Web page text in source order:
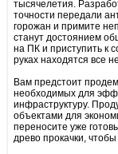
тысячелетия.
точности передали
горожан и примите
станут достоянием
на ПК и приступить к
руках находятся все
Вам предстоит
необходимых для
инфраструктуру.
объектами для
переносите уже
древо прокачки,